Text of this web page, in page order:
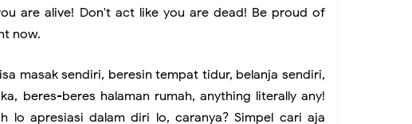
are alive! Don't act like you are dead! Be proud of
now.
masak sendiri, beresin tempat tidur, belanja sendiri,
beres-beres halaman rumah, anything literally any!
lo apresiasi dalam diri lo, caranya? Simpel cari aja